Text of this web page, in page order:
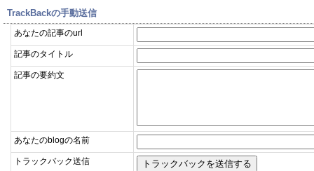
TrackBackの手動送信
あなたの記事のurl
記事のタイトル
記事の要約文
あなたのblogの名前
トラックバック送信